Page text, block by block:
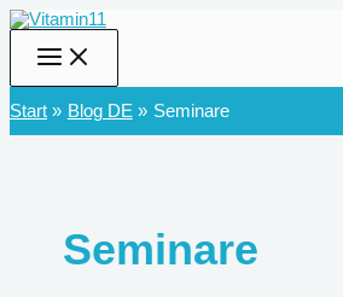
Zum
Inhalt
springen
Start Blog DE Seminare
Seminare